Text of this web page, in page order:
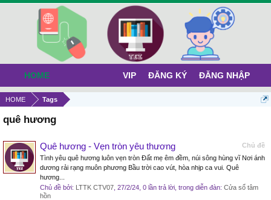
HOME Tags
quê hương
Chủ đề
Quê hương - Vẹn tròn yêu thương
Tình yêu quê hương luôn vẹn tròn Đất mẹ êm đềm, núi sông hùng vĩ Nơi ánh
dương rải rạng muôn phương Bầu trời cao vút, hòa nhịp ca vui. Quê
hương...
Chủ đề bởi: LTTK CTV07 27/2/24 , 0 lần trả lời, trong diễn đàn: Cửa sổ tâm
hồn
HOME VIP ĐĂNG KÝ ĐĂNG NHẬP